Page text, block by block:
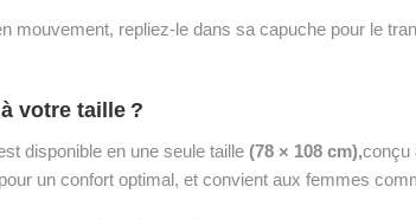
mouvement, repliez-le dans sa capuche pour le
votre taille ?
disponible en une seule taille (78 × 108 cm),conçu
un confort optimal, et convient aux femmes